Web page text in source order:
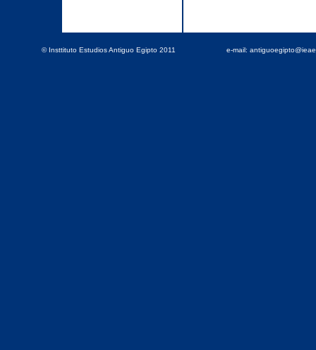
© Insttituto Estudios Antiguo Egipto 2011 e-mail: